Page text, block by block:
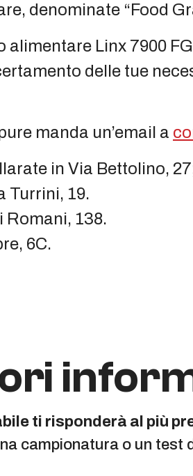
denominate “Food
Linx 7900
delle tue
manda un’email a
in Via Bettolino,
Turrini, 19.
Romani, 138.
6C.
ti risponderà al più
campionatura o un